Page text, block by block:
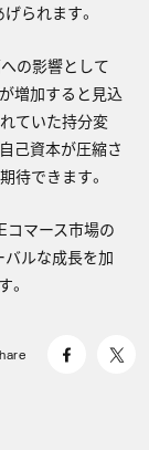
られます。
の影響として
増加すると見込
れていた持分変
己資本が圧縮さ
待できます。
コマース市場の
バルな成長を加
。